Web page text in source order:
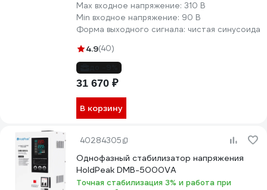
Max входное напряжение: 310 В
Min входное напряжение: 90 В
Форма выходного сигнала: чистая синусоида
4.9(40)
31 670 ₽
В корзину
40284305
Однофазный стабилизатор напряжения
HoldPeak DMB-5000VA
Точная стабилизация 3% и работа при